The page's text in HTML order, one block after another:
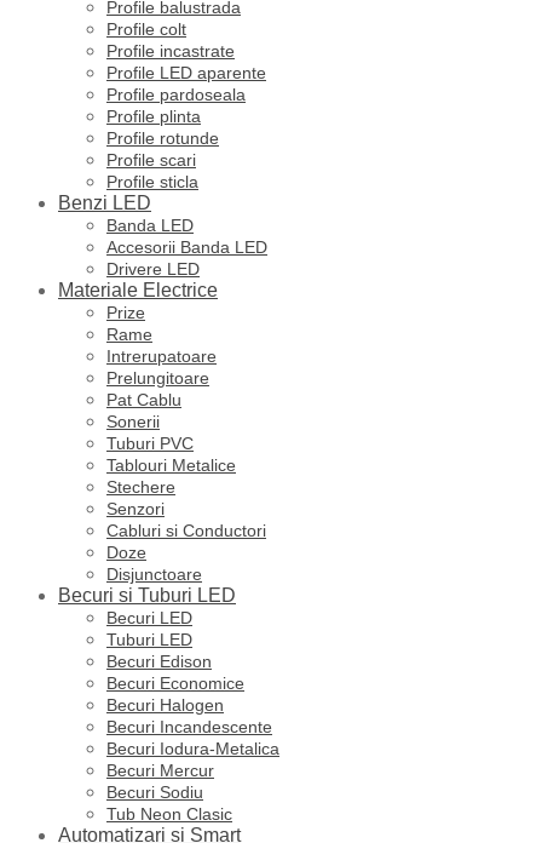
Profile balustrada
Profile colt
Profile incastrate
Profile LED aparente
Profile pardoseala
Profile plinta
Profile rotunde
Profile scari
Profile sticla
Benzi LED
Banda LED
Accesorii Banda LED
Drivere LED
Materiale Electrice
Prize
Rame
Intrerupatoare
Prelungitoare
Pat Cablu
Sonerii
Tuburi PVC
Tablouri Metalice
Stechere
Senzori
Cabluri si Conductori
Doze
Disjunctoare
Becuri si Tuburi LED
Becuri LED
Tuburi LED
Becuri Edison
Becuri Economice
Becuri Halogen
Becuri Incandescente
Becuri Iodura-Metalica
Becuri Mercur
Becuri Sodiu
Tub Neon Clasic
Automatizari si Smart